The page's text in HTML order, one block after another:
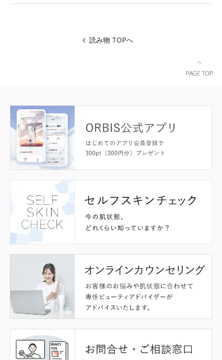
読み物 TOPへ